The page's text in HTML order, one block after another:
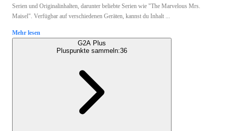
Serien und Originalinhalten, darunter beliebte Serien wie "The Marvelous Mrs.
Maisel". Verfügbar auf verschiedenen Geräten, kannst du Inhalt ...
Mehr lesen
G2A Plus
Pluspunkte sammeln:36